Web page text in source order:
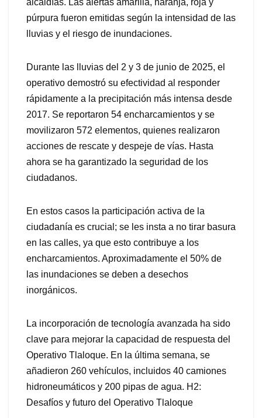
púrpura fueron emitidas según la intensidad de las
lluvias y el riesgo de inundaciones.
Durante las lluvias del 2 y 3 de junio de 2025, el
operativo demostró su efectividad al responder
rápidamente a la precipitación más intensa desde
2017. Se reportaron 54 encharcamientos y se
movilizaron 572 elementos, quienes realizaron
acciones de rescate y despeje de vías. Hasta
ahora se ha garantizado la seguridad de los
ciudadanos.
En estos casos la participación activa de la
ciudadanía es crucial; se les insta a no tirar basura
en las calles, ya que esto contribuye a los
encharcamientos. Aproximadamente el 50% de
las inundaciones se deben a desechos
inorgánicos.
La incorporación de tecnología avanzada ha sido
clave para mejorar la capacidad de respuesta del
Operativo Tlaloque. En la última semana, se
añadieron 260 vehículos, incluidos 40 camiones
hidroneumáticos y 200 pipas de agua. H2:
Desafíos y futuro del Operativo Tlaloque